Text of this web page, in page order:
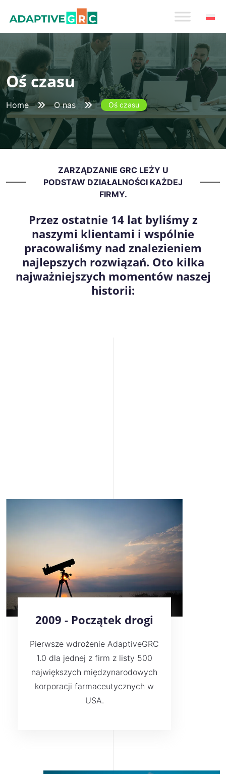
Oś czasu
Home O nas Oś czasu
ZARZĄDZANIE GRC LEŻY U
PODSTAW DZIAŁALNOŚCI KAŻDEJ
FIRMY.
Przez ostatnie 14 lat byliśmy z
naszymi klientami i wspólnie
pracowaliśmy nad znalezieniem
najlepszych rozwiązań. Oto kilka
najważniejszych momentów naszej
historii:
2009 - Początek drogi
Pierwsze wdrożenie AdaptiveGRC
1.0 dla jednej z firm z listy 500
największych międzynarodowych
korporacji farmaceutycznych w
USA.